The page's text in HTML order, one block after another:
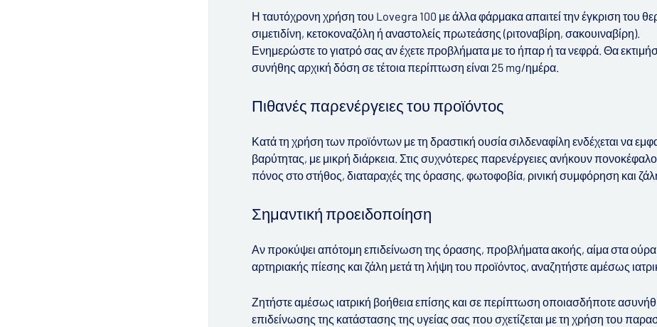
Η ταυτόχρονη χρήση του Lovegra 100 με άλλα φάρμακα απαιτεί την έγκριση του
σιμετιδίνη, κετοκοναζόλη ή αναστολείς πρωτεάσης (ριτοναβίρη, σακουιναβίρη).
Ενημερώστε το γιατρό σας αν έχετε προβλήματα με το ήπαρ ή τα νεφρά. Θα
συνήθης αρχική δόση σε τέτοια περίπτωση είναι 25 mg/ημέρα.
Πιθανές παρενέργειες του προϊόντος
Κατά τη χρήση των προϊόντων με τη δραστική ουσία σιλδεναφίλη ενδέχεται να
βαρύτητας, με μικρή διάρκεια. Στις συχνότερες παρενέργειες ανήκουν
πόνος στο στήθος, διαταραχές της όρασης, φωτοφοβία, ρινική συμφόρηση και
Σημαντική προειδοποίηση
Αν προκύψει απότομη επιδείνωση της όρασης, προβλήματα ακοής, αίμα στα
αρτηριακής πίεσης και ζάλη μετά τη λήψη του προϊόντος, αναζητήστε αμέσως
Ζητήστε αμέσως ιατρική βοήθεια επίσης και σε περίπτωση οποιασδήποτε
επιδείνωσης της κατάστασης της υγείας σας που σχετίζεται με τη χρήση του